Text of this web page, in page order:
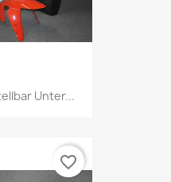
Unter...
favorite_border